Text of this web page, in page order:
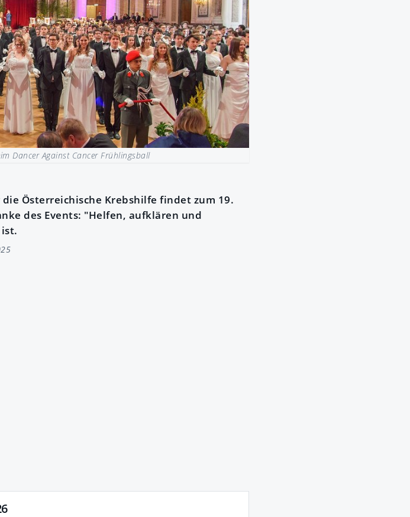
Dancer Against Cancer Frühlingsball
Österreichische Krebshilfe findet zum 19.
des Events: "Helfen, aufklären und